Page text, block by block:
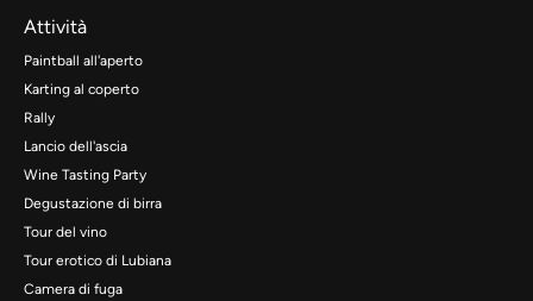
Attività
Paintball all'aperto
Karting al coperto
Rally
Lancio dell'ascia
Wine Tasting Party
Degustazione di birra
Tour del vino
Tour erotico di Lubiana
Camera di fuga